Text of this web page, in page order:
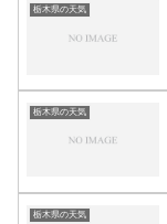
栃木県の天気
栃木県の天気
栃木県の天気